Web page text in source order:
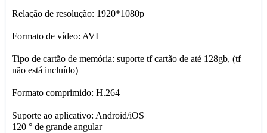
Relação de resolução: 1920*1080p
Formato de vídeo: AVI
Tipo de cartão de memória: suporte tf cartão de até 128gb, (tf
não está incluído)
Formato comprimido: H.264
Suporte ao aplicativo: Android/iOS
120 ° de grande angular